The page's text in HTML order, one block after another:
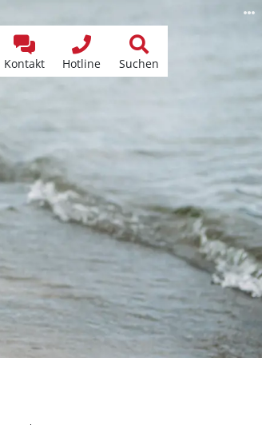
Kontakt Hotline Suchen